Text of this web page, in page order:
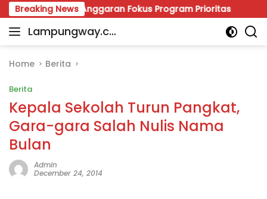
Skip
to
content
Breaking News
Anggaran Fokus Program Prioritas Viral
Lampungway.co
Portal
Daerah
Terpercaya
dan
Terupdate
Home Berita
Berita
Kepala Sekolah Turun Pangkat,
Gara-gara Salah Nulis Nama
Bulan
Admin
December 24, 2014